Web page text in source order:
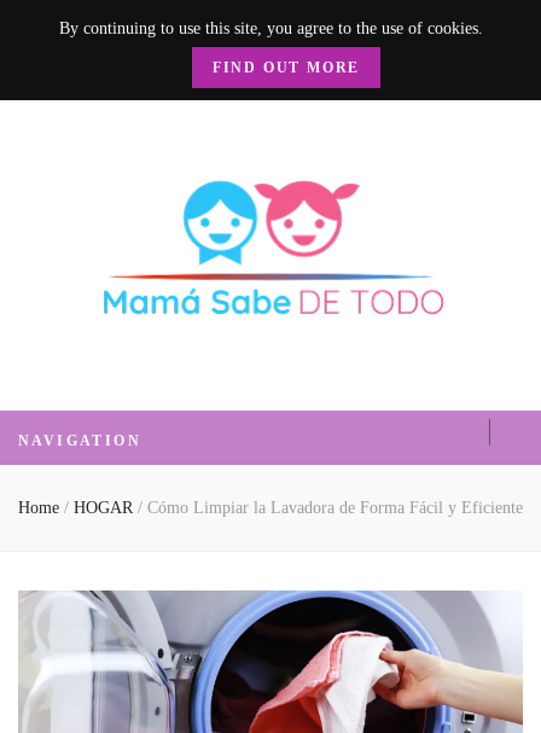
By continuing to use this site, you agree to the use of cookies.
FIND OUT MORE
Mamá Sabe de
Todo
NAVIGATION
Home / HOGAR / Cómo Limpiar la Lavadora de Forma Fácil y Eficiente